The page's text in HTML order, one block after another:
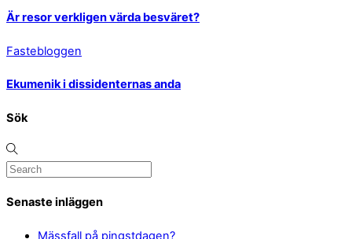
Är resor verkligen värda besväret?
Fastebloggen
Ekumenik i dissidenternas anda
Sök
Senaste inläggen
Mässfall på pingstdagen?